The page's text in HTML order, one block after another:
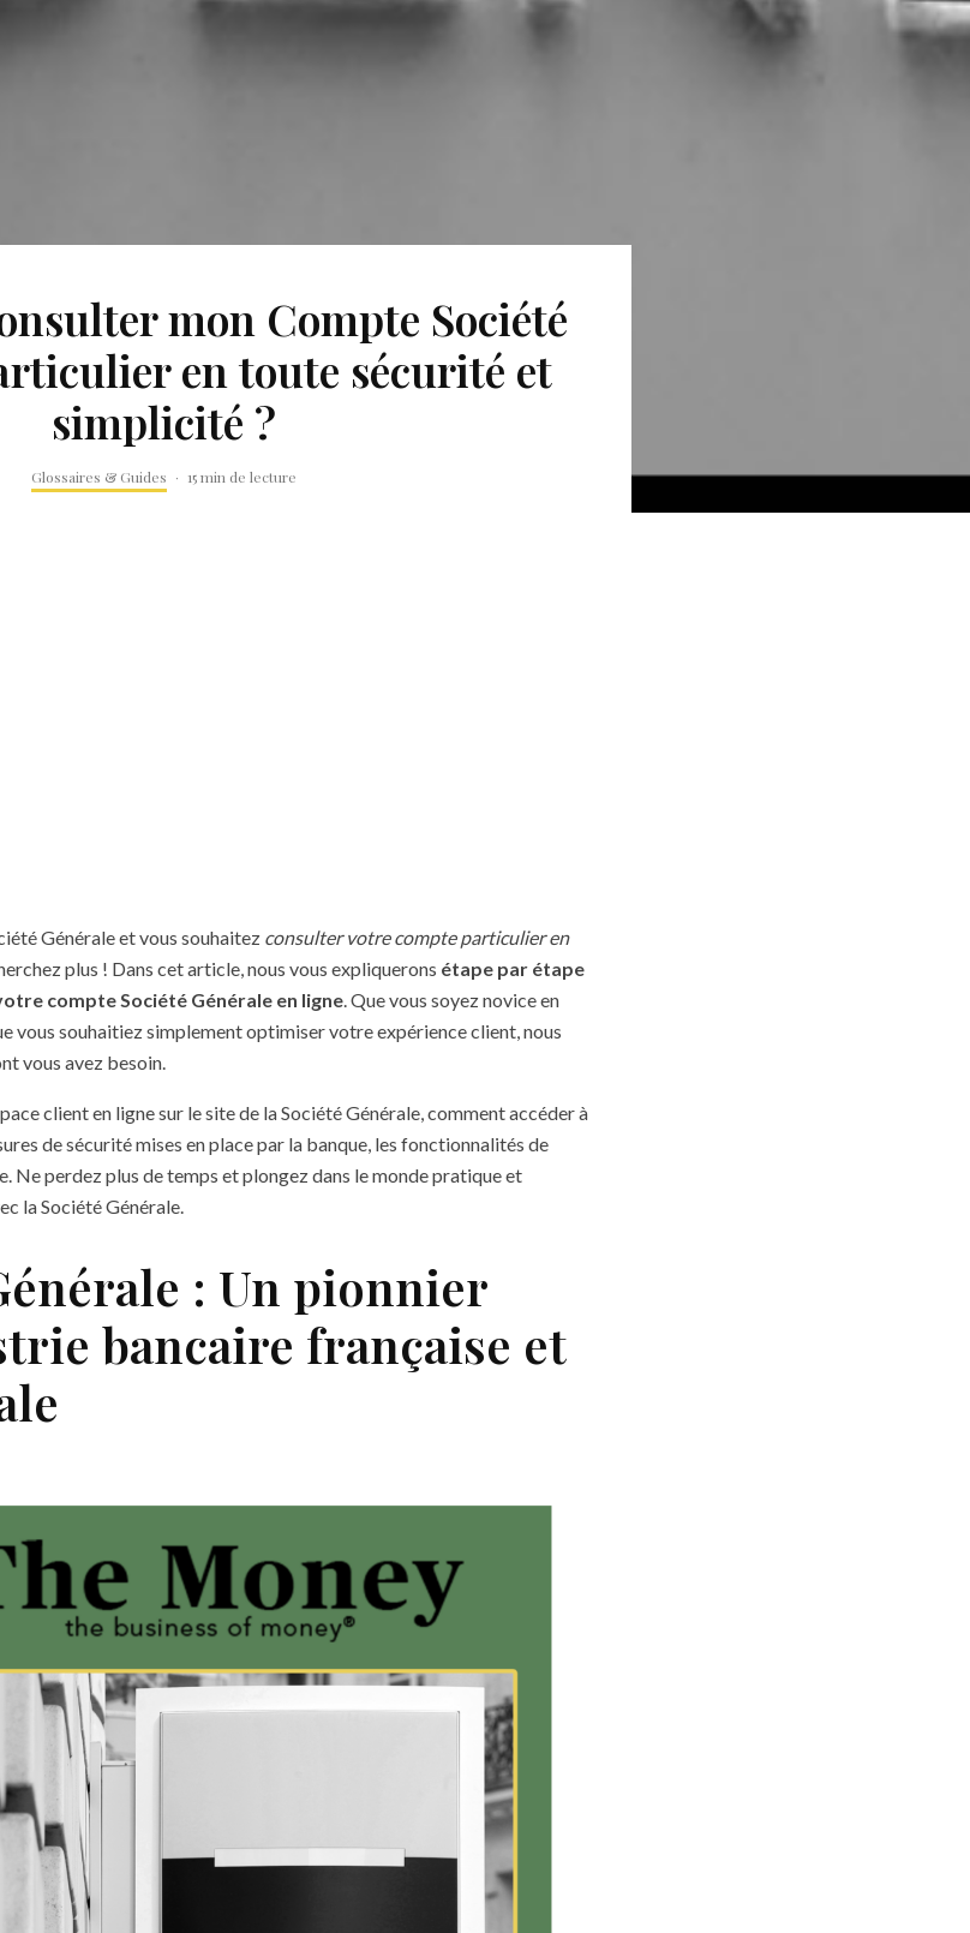
mon Compte Société
en toute sécurité et
simplicité ?
Glossaires & Guides · 15 min de lecture
Générale et vous souhaitez consulter votre compte particulier en
plus ! Dans cet article, nous vous expliquerons étape par étape
compte Société Générale en ligne. Que vous soyez novice en
vous souhaitiez simplement optimiser votre expérience client, nous
vous avez besoin.
client en ligne sur le site de la Société Générale, comment accéder à
de sécurité mises en place par la banque, les fonctionnalités de
Ne perdez plus de temps et plongez dans le monde pratique et
la Société Générale.
: Un pionnier
bancaire française et